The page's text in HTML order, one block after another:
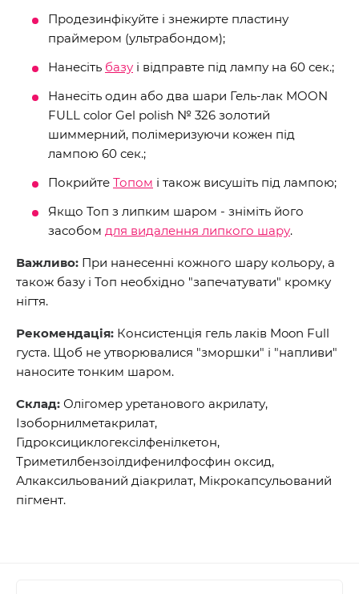
Продезинфікуйте і знежирте пластину
праймером (ультрабондом);
Нанесіть базу і відправте під лампу на 60 сек.;
Нанесіть один або два шари Гель-лак MOON
FULL color Gel polish № 326 золотий
шиммерний, полімеризуючи кожен під
лампою 60 сек.;
Покрийте Топом і також висушіть під лампою;
Якщо Топ з липким шаром - зніміть його
засобом для видалення липкого шару.
Важливо: При нанесенні кожного шару кольору, а
також базу і Топ необхідно "запечатувати" кромку
нігтя.
Рекомендація: Консистенція гель лаків Moon Full
густа. Щоб не утворювалися "зморшки" і "напливи"
наносите тонким шаром.
Склад: Олігомер уретанового акрилату,
Ізоборнилметакрилат,
Гідроксициклогексілфенілкетон,
Триметилбензоілдифенилфосфин оксид,
Алкаксильований діакрилат, Мікрокапсульований
пігмент.